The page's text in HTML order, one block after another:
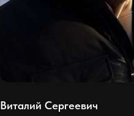
Виталий Сергеевич